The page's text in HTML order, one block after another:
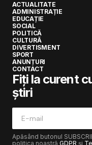
ACTUALITATE
ADMINISTRAȚIE
EDUCAȚIE
SOCIAL
POLITICĂ
CULTURĂ
DIVERTISMENT
SPORT
ANUNȚURI
CONTACT
Fiți la curent
știri
Apăsând butonul
politica noastră GDPR și